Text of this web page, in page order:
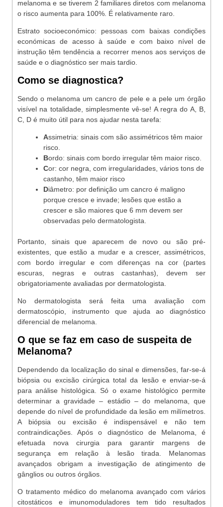
melanoma e se tiverem 2 familiares diretos com melanoma
o risco aumenta para 100%. É relativamente raro.
Estrato socioeconómico: pessoas com baixas condições
económicas de acesso à saúde e com baixo nível de
instrução têm tendência a recorrer menos aos serviços de
saúde e o diagnóstico ser mais tardio.
Como se diagnostica?
Sendo o melanoma um cancro de pele e a pele um órgão
visível na totalidade, simplesmente vê-se! A regra do A, B,
C, D é muito útil para nos ajudar nesta tarefa:
Assimetria: sinais com são assimétricos têm maior
risco.
Bordo: sinais com bordo irregular têm maior risco.
Cor: cor negra, com irregularidades, vários tons de
castanho, têm maior risco
Diâmetro: por definição um cancro é maligno
porque cresce e invade; lesões que estão a
crescer e são maiores que 6 mm devem ser
observadas pelo dermatologista.
Portanto, sinais que aparecem de novo ou são pré-
existentes, que estão a mudar e a crescer, assimétricos,
com bordo irregular e com diferenças na cor (partes
escuras, negras e outras castanhas), devem ser
obrigatoriamente avaliadas por dermatologista.
No dermatologista será feita uma avaliação com
dermatoscópio, instrumento que ajuda ao diagnóstico
diferencial de melanoma.
O que se faz em caso de suspeita de
Melanoma?
Dependendo da localização do sinal e dimensões, far-se-á
biópsia ou excisão cirúrgica total da lesão e enviar-se-á
para análise histológica. Só o exame histológico permite
determinar a gravidade – estádio – do melanoma, que
depende do nível de profundidade da lesão em milímetros.
A biópsia ou excisão é indispensável e não tem
contraindicações. Após o diagnóstico de Melanoma, é
efetuada nova cirurgia para garantir margens de
segurança em relação à lesão tirada. Melanomas
avançados obrigam a investigação de atingimento de
gânglios ou outros órgãos.
O tratamento médico do melanoma avançado com vários
citostáticos e imunomoduladores tem tido resultados